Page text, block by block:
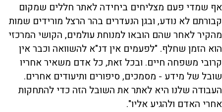
אף שמדי פעם מצליחים ביחידה לאתר חללים שמקום
קבורתם לא נודע, ובגן הנעדרים בהר הרצל מורידים שמות
מהקיר לאחר שהם הובאו למנוחת עולמים, הקושי המרכזי
הוא הזמן שחלף. "לפעמים אין דנ"א להשוואה וכבר אין
קרובי משפחה חיים. ובכל זאת, כל אדם משאיר אחריו
שובל של מידע - מסמכים, סיפורים ותיעודים אחרים.
העבודה שלנו היא לאתר את השובל הזה כדי להתחקות
אחרי האדם ולהגיע אליו".